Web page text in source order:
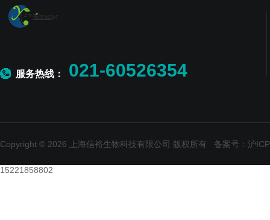
服务热线： 021-60526354
Copyright © 2026 上海信裕生物科技有限公司 版权所有 备案号：沪
15221858802